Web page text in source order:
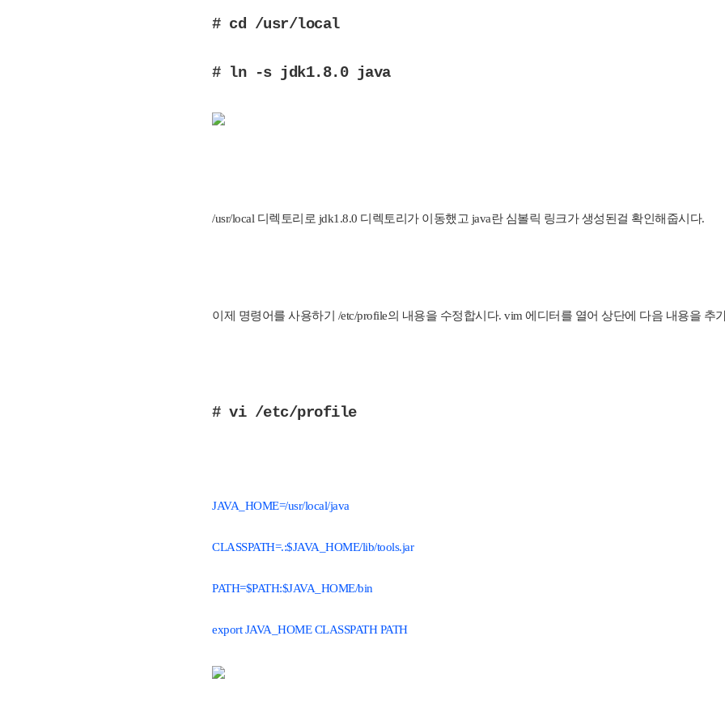
# cd /usr/local
# ln -s jdk1.8.0 java
/usr/local 디렉토리로 jdk1.8.0 디렉토리가 이동했고 java란 심볼릭 링크가 생성된걸 확인해줍시다.
이제 명령어를 사용하기 /etc/profile의 내용을 수정합시다. vim 에디터를 열어 상단에 다음 내용을 추
# vi /etc/profile
JAVA_HOME=/usr/local/java
CLASSPATH=.:$JAVA_HOME/lib/tools.jar
PATH=$PATH:$JAVA_HOME/bin
export JAVA_HOME CLASSPATH PATH